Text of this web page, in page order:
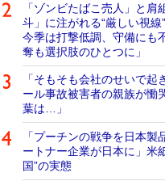
「ゾンビたばこ売人」と
斗」に注がれる“厳しい視
今季は打撃低調、守備に
奪も選択肢のひとつに」
「そもそも会社のせいで
ール事故被害者の親族が
葉は…」
「プーチンの戦争を日本
ートナー企業が日本に」米
国”の実態